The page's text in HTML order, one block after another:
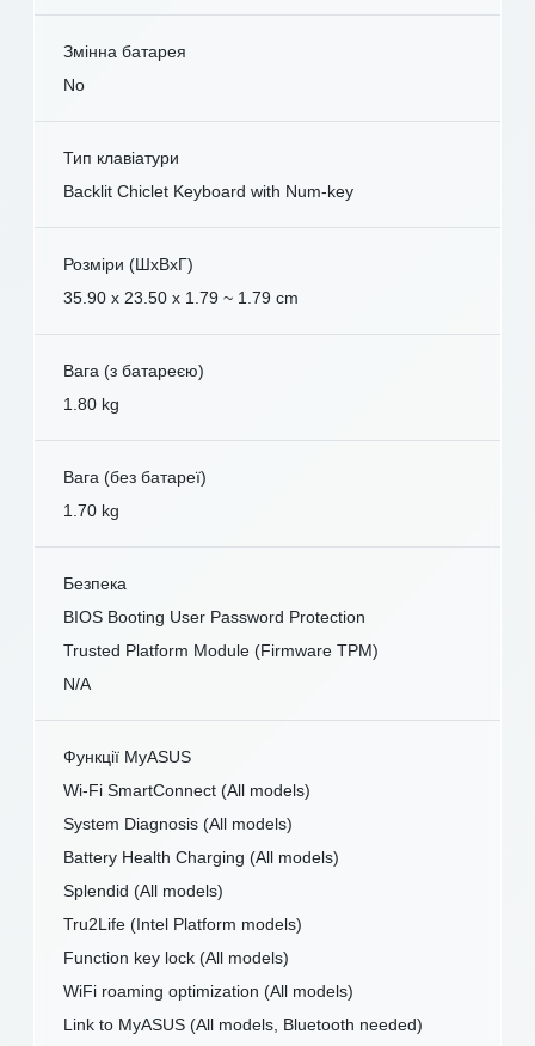
Змінна батарея
No
Тип клавіатури
Backlit Chiclet Keyboard with Num-key
Розміри (ШxВxГ)
35.90 x 23.50 x 1.79 ~ 1.79 cm
Вага (з батареєю)
1.80 kg
Вага (без батареї)
1.70 kg
Безпека
BIOS Booting User Password Protection
Trusted Platform Module (Firmware TPM)
N/A
Функції MyASUS
Wi-Fi SmartConnect (All models)
System Diagnosis (All models)
Battery Health Charging (All models)
Splendid (All models)
Tru2Life (Intel Platform models)
Function key lock (All models)
WiFi roaming optimization (All models)
Link to MyASUS (All models, Bluetooth needed)